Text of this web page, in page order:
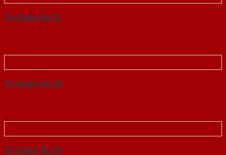
Tủ Quần Áo 21
Tủ Quần Áo 24
Tủ Quần Áo 30